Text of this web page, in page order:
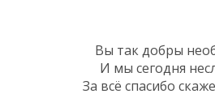
Вы так добры
И мы сегодня
За всё спасибо